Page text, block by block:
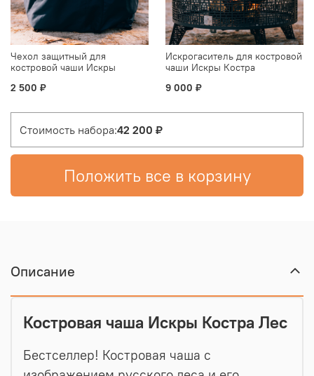
Чехол защитный для
костровой чаши Искры
2 500 ₽
Искрогаситель для костровой
чаши Искры Костра
9 000 ₽
Стоимость набора:42 200 ₽
Положить все в корзину
Описание
Костровая чаша Искры Костра Лес
Бестселлер! Костровая чаша с